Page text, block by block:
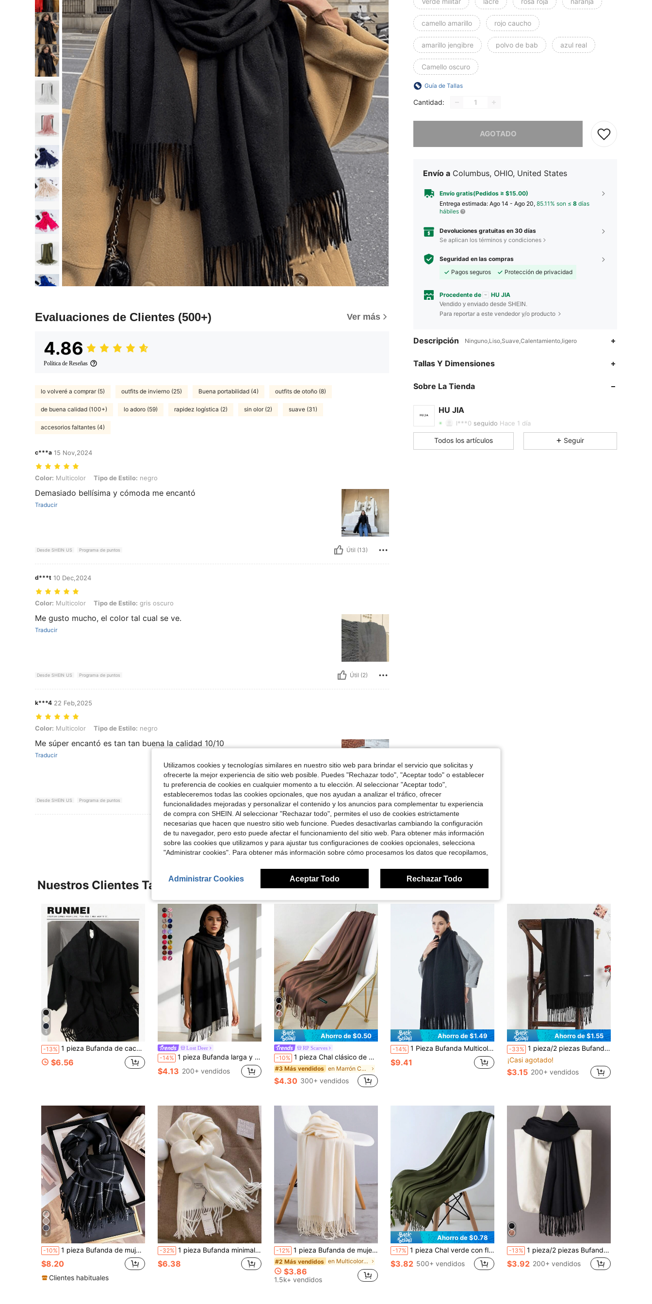
Evaluaciones de Clientes (500+) Ver más
4.86
Política de Reseñas
lo volveré a comprar (5) outfits de invierno (25) Buena portabilidad (4) outfits de otoño (8)
de buena calidad (100+) lo adoro (59) rapidez logística (2) sin olor (2) suave (31)
accesorios faltantes (4)
c***a 15 Nov,2024
Color: Multicolor, Tipo de Estilo: negro
Color: Multicolor Tipo de Estilo: negro
Demasiado bellísima y cómoda me encantó
Traducir
Desde SHEIN US Programa de puntos Útil (13)
d***t 10 Dec,2024
Color: Multicolor, Tipo de Estilo: gris oscuro
Color: Multicolor Tipo de Estilo: gris oscuro
Me gusto mucho, el color tal cual se ve.
Traducir
Desde SHEIN US Programa de puntos Útil (2)
k***4 22 Feb,2025
Color: Multicolor, Tipo de Estilo: negro
Color: Multicolor Tipo de Estilo: negro
Me súper encantó es tan tan buena la calidad 10/10
Traducir
Desde SHEIN US Programa de puntos
Ver Más Reseñas
camello amarillo rojo caucho
amarillo jengibre polvo de bab azul real
Camello oscuro
Guía de Tallas
Cantidad:
AGOTADO
Lo sentimos, este producto está agotado.
Envío a Columbus, OHIO, United States
Envío gratis(Pedidos ≥ $15.00)
Entrega estimada: Ago 14 - Ago 20, 85.11% son ≤ 8 días
hábiles
Devoluciones gratuitas en 30 días
Se aplican los términos y condiciones
Seguridad en las compras
Pagos seguros
Protección de privacidad
Procedente de HU JIA
Vendido y enviado desde SHEIN.
Para reportar a este vendedor y/o producto
Descripción Ninguno,Liso,Suave,Calentamiento,ligero
Tallas Y Dimensiones
Sobre La Tienda
HU JIA
4.87
4.87
4.87
l***0 seguido Hace 1 día
4.87 5 241
4.87 5 241
Todos los artículos Seguir
Nuestros Clientes También Vieron
5
-13% 1 pieza Bufanda de cachemira de color amarillo brillante con flecos para mujer, tamaño 30*180cm, chal suave, adecuado para primavera, verano, otoño e invierno, playa, vacaciones, accesorios, esencial de viaje
$6.56
Lost Deer
-14% 1 pieza Bufanda larga y fina de mujer de color negro con flecos, multifuncional, de cachemira sintética, chal cálido, bufanda suave de doble uso para uso diario
$4.13 200+ vendidos
8
Ahorro de $0.50
RP Scarves
-10% 1 pieza Chal clásico de unicolor para exteriores, chal delgado unisex de 120g con flecos, para habitación con aire acondicionado, bufanda extragrande delgada de unicolor, pañuelo musulmán, disponible en rojo, granate, negro, blanco, beige
#3 Más vendidos en Marrón Chales de mujer
$4.30 300+ vendidos
Ahorro de $1.49
-14% 1 Pieza Bufanda Multicolor Extra Larga De Imitación De Cachemira Cálid Con Flecos Para Mujer, Perfecta Para Viajes Y Compras Casuales De Otoño E Invierno
$9.41
Ahorro de $1.55
-33% 1 pieza/2 piezas Bufanda larga y fina de cachemira sintética con borlas negras para mujer, chal minimalista y cálido, para uso diario, estacional, salidas, regalos
¡Casi agotado!
$3.15 200+ vendidos
8
-10% 1 pieza Bufanda de mujer nueva a cuadros en cachemira sintética, bufanda envolvente minimalista con borlas, chal cálido, unisex, para uso diario, viajes, uso casual
$8.20
Clientes habituales
-32% 1 pieza Bufanda minimalista versátil de unicolor premium de cachemira sintética cálida con borlas estrechas
$6.38
-12% 1 pieza Bufanda de mujer blanca ultra ligera y suave de cachemira sintética con flecos, multiusos como bufanda larga o chal para aire acondicionado
#2 Más vendidos en Multicolor Bufandas de mujer
$3.86
1.5k+ vendidos
Ahorro de $0.78
-17% 1 pieza Chal verde con flecos fino para mujer de talla grande, para habitación con aire acondicionado, cálido y suave, para uso diario, pañuelo de cabeza modesto
$3.82 500+ vendidos
-13% 1 pieza/2 piezas Bufanda tipo chal rompevientos fina de unicolor con flecos clásicos para mujer, unisex, para exteriores y habitaciones con aire acondicionado
$3.92 200+ vendidos
Utilizamos cookies y tecnologías similares en nuestro sitio web para brindar el servicio que solicitas y
ofrecerte la mejor experiencia de sitio web posible. Puedes "Rechazar todo", "Aceptar todo" o establecer
tu preferencia de cookies en cualquier momento a tu elección. Al seleccionar "Aceptar todo",
estableceremos todas las cookies opcionales, que nos ayudan a analizar el tráfico, ofrecer
funcionalidades mejoradas y personalizar el contenido y los anuncios para complementar tu experiencia
de compra con SHEIN. Al seleccionar "Rechazar todo", permites el uso de cookies estrictamente
necesarias que hacen que nuestro sitio web funcione. Puedes desactivarlas cambiando la configuración
de tu navegador, pero esto puede afectar el funcionamiento del sitio web. Para obtener más información
sobre las cookies que utilizamos y para ajustar tus configuraciones de cookies opcionales, selecciona
"Administrar cookies". Para obtener más información sobre cómo procesamos los datos que recopilamos,
Administrar Cookies Aceptar Todo Rechazar Todo